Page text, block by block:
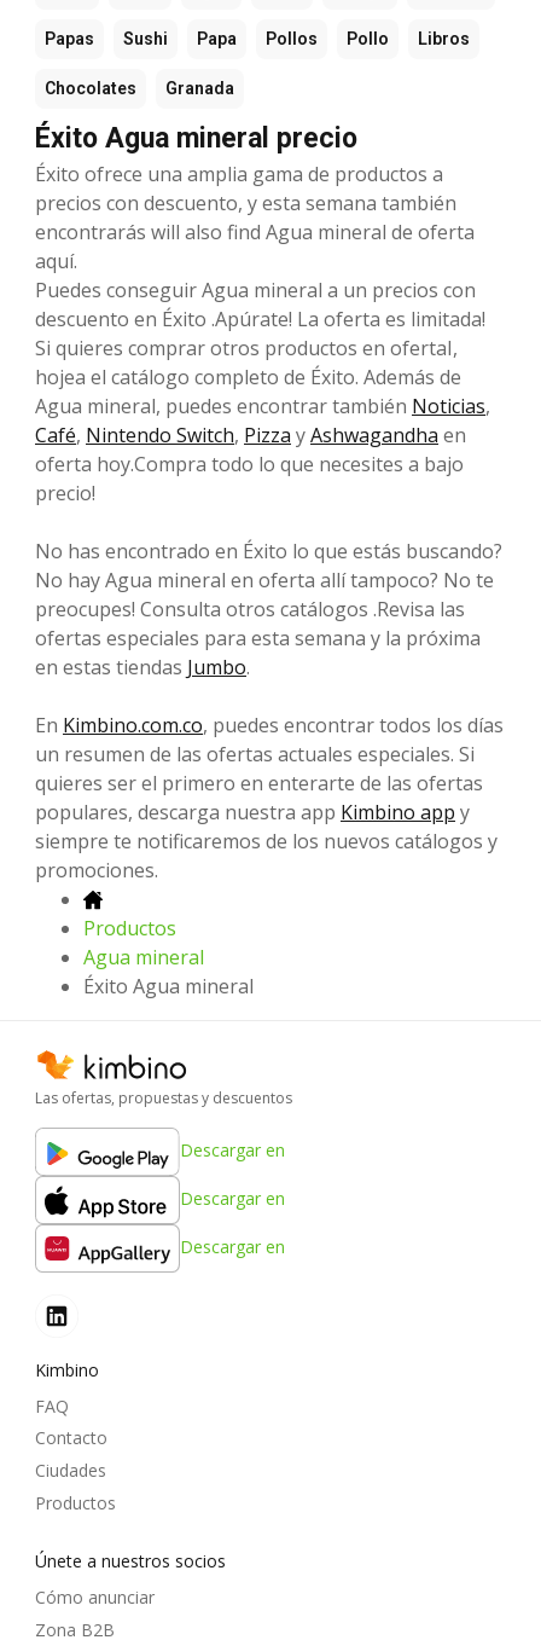
Papas Sushi Papa Pollos Pollo Libros
Chocolates Granada
Éxito Agua mineral precio
Éxito ofrece una amplia gama de productos a
precios con descuento, y esta semana también
encontrarás will also find Agua mineral de oferta
aquí.
Puedes conseguir Agua mineral a un precios con
descuento en Éxito .Apúrate! La oferta es limitada!
Si quieres comprar otros productos en ofertaI,
hojea el catálogo completo de Éxito. Además de
Agua mineral, puedes encontrar también Noticias,
Café, Nintendo Switch, Pizza yAshwagandha en
oferta hoy.Compra todo lo que necesites a bajo
precio!
No has encontrado en Éxito lo que estás buscando?
No hay Agua mineral en oferta allí tampoco? No te
preocupes! Consulta otros catálogos .Revisa las
ofertas especiales para esta semana y la próxima
en estas tiendas Jumbo.
En Kimbino.com.co, puedes encontrar todos los días
un resumen de las ofertas actuales especiales. Si
quieres ser el primero en enterarte de las ofertas
populares, descarga nuestra app Kimbino app y
siempre te notificaremos de los nuevos catálogos y
promociones.
Productos
Agua mineral
Éxito Agua mineral
Las ofertas, propuestas y descuentos
Descargar en
Descargar en
Descargar en
Kimbino
FAQ
Contacto
Ciudades
Productos
Únete a nuestros socios
Cómo anunciar
Zona B2B